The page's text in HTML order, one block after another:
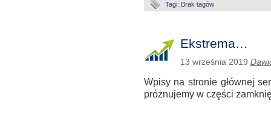
Tagi: Brak tagów
Ekstrema…
13 września 2019
Wpisy na stronie głównej
próżnujemy w części